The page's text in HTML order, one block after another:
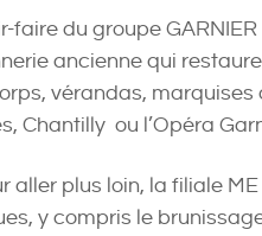
faire du groupe
ancienne qui
vérandas,
Chantilly ou l’Opéra
aller plus loin, la filiale
y compris le